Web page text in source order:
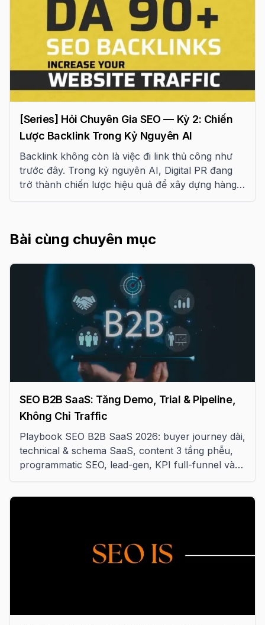
[Series] Hỏi Chuyên Gia SEO — Kỳ 2: Chiến
Lược Backlink Trong Kỷ Nguyên AI
Backlink không còn là việc đi link thủ công như
trước đây. Trong kỷ nguyên AI, Digital PR đang
trở thành chiến lược hiệu quả để xây dựng hàng
Bài cùng chuyên mục
SEO B2B SaaS: Tăng Demo, Trial & Pipeline,
Không Chỉ Traffic
Playbook SEO B2B SaaS 2026: buyer journey dài,
technical & schema SaaS, content 3 tầng phễu,
programmatic SEO, lead-gen, KPI full-funnel và